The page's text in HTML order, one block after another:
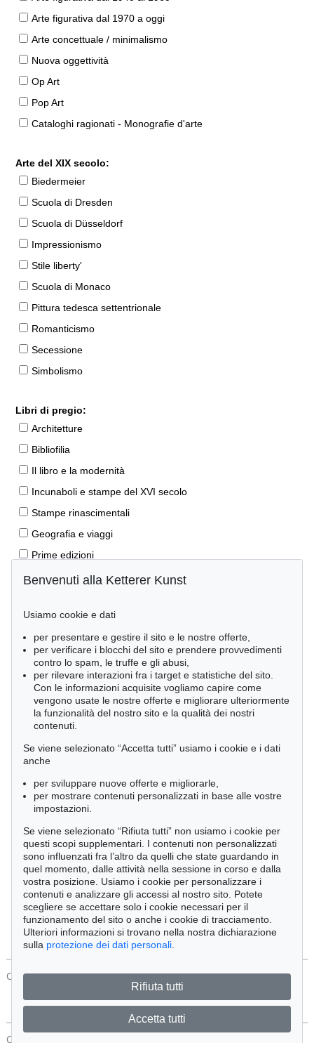
Arte figurativa dal 1970 a oggi
Arte concettuale / minimalismo
Nuova oggettività
Op Art
Pop Art
Cataloghi ragionati - Monografie d'arte
Arte del XIX secolo:
Biedermeier
Scuola di Dresden
Scuola di Düsseldorf
Impressionismo
Stile liberty'
Scuola di Monaco
Pittura tedesca settentrionale
Romanticismo
Secessione
Simbolismo
Libri di pregio:
Architetture
Bibliofilia
Il libro e la modernità
Incunaboli e stampe del XVI secolo
Stampe rinascimentali
Geografia e viaggi
Prime edizioni
Manoscritti antichi
Libri per bambini
Lifestyle
Pietre miliari delle scienze naturali
Letteratura classica
Economia e diritto
Meraviglie della natura
Cimelia
Ordine:
Tutti gli oggetti
Solo offerte attuali
Solo oggetti venduti
Cerca
CONTATTI Protezione Dei Dati
CONTATTI
Benvenuti alla Ketterer Kunst
Usiamo cookie e dati
per presentare e gestire il sito e le nostre offerte,
per verificare i blocchi del sito e prendere provvedimenti
contro lo spam, le truffe e gli abusi,
per rilevare interazioni fra i target e statistiche del sito.
Con le informazioni acquisite vogliamo capire come
vengono usate le nostre offerte e migliorare ulteriormente
la funzionalità del nostro sito e la qualità dei nostri
contenuti.
Se viene selezionato “Accetta tutti” usiamo i cookie e i dati
anche
per sviluppare nuove offerte e migliorarle,
per mostrare contenuti personalizzati in base alle vostre
impostazioni.
Se viene selezionato “Rifiuta tutti” non usiamo i cookie per
questi scopi supplementari. I contenuti non personalizzati
sono influenzati fra l’altro da quelli che state guardando in
quel momento, dalle attività nella sessione in corso e dalla
vostra posizione. Usiamo i cookie per personalizzare i
contenuti e analizzare gli accessi al nostro sito. Potete
scegliere se accettare solo i cookie necessari per il
funzionamento del sito o anche i cookie di tracciamento.
Ulteriori informazioni si trovano nella nostra dichiarazione
sulla protezione dei dati personali
Rifiuta tutti
Accetta tutti